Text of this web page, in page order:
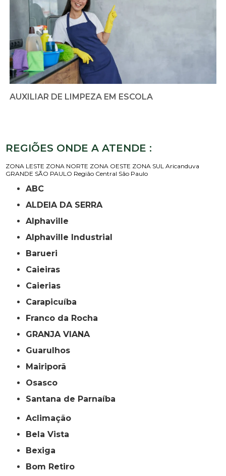
AUXILIAR DE LIMPEZA EM ESCOLA
REGIÕES ONDE A ATENDE :
ZONA LESTE ZONA NORTE ZONA OESTE ZONA SUL Aricanduva
GRANDE SÃO PAULO Região Central São Paulo
ABC
ALDEIA DA SERRA
Alphaville
Alphaville Industrial
Barueri
Caieiras
Caierias
Carapicuíba
Franco da Rocha
GRANJA VIANA
Guarulhos
Mairiporã
Osasco
Santana de Parnaíba
Aclimação
Bela Vista
Bexiga
Bom Retiro